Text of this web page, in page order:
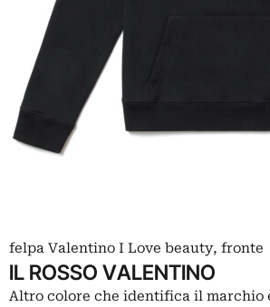
felpa Valentino I Love beauty, fronte
IL ROSSO VALENTINO
Altro colore che identifica il marchio